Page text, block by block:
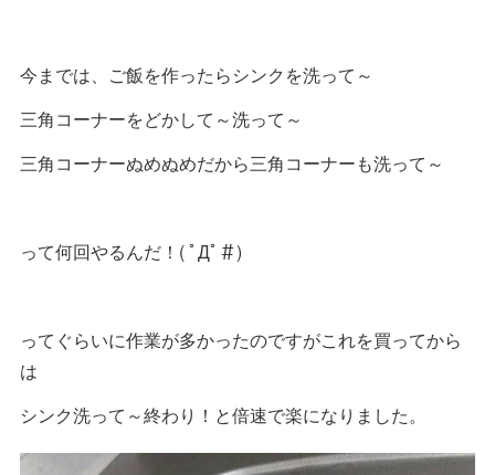
今までは、ご飯を作ったらシンクを洗って～
三角コーナーをどかして～洗って～
三角コーナーぬめぬめだから三角コーナーも洗って～
って何回やるんだ！( ﾟДﾟ＃)
ってぐらいに作業が多かったのですがこれを買ってから
は
シンク洗って～終わり！と倍速で楽になりました。